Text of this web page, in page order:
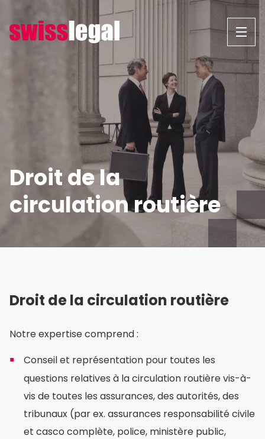
au
contenu
Droit de la
circulation routière
Droit de la circulation routière
Notre expertise comprend :
Conseil et représentation pour toutes les
questions relatives à la circulation routière vis-à-
vis de toutes les assurances, des autorités, des
tribunaux (par ex. assurances responsabilité civile
et casco complète, police, ministère public,